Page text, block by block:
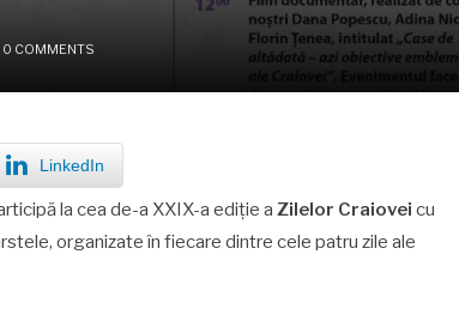
0 COMMENTS
LinkedIn
la cea de-a XXIX-a ediție aZilelor Craioveicu
organizate în fiecare dintre cele patru zile ale